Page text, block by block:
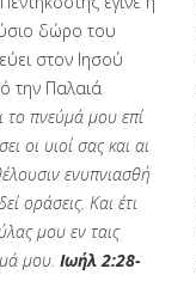
δώρο του
στον Ιησού
την Παλαιά
το πνεύμά μου επί
οι υιοί σας και αι
ενυπνιασθή
οράσεις. Και έτι
μου εν ταις
μου. Ιωήλ 2:28-